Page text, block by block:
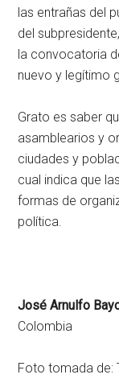
las entrañas del
del
la convocatoria
nuevo y legítimo
Grato es saber
asamblearios y
ciudades y
cual indica que
formas de
política.
José Arnulfo
Colombia
Foto tomada de: